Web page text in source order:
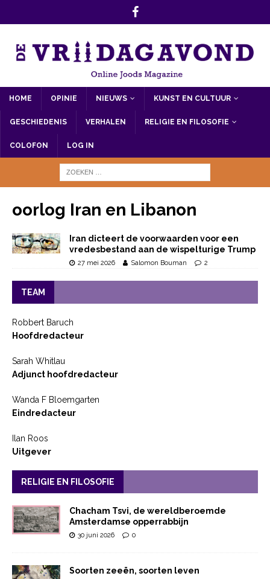
HOME OPINIE NIEUWS KUNST EN CULTUUR
GESCHIEDENIS VERHALEN RELIGIE EN FILOSOFIE
COLOFON LOG IN
oorlog Iran en Libanon
Iran dicteert de voorwaarden voor een
vredesbestand aan de wispelturige Trump
27 mei 2026 Salomon Bouman 2
TEAM
Robbert Baruch
Hoofdredacteur
Sarah Whitlau
Adjunct hoofdredacteur
Wanda F Bloemgarten
Eindredacteur
Ilan Roos
Uitgever
RELIGIE EN FILOSOFIE
Chacham Tsvi, de wereldberoemde
Amsterdamse opperrabbijn
30 juni 2026 0
Soorten zeeën, soorten leven